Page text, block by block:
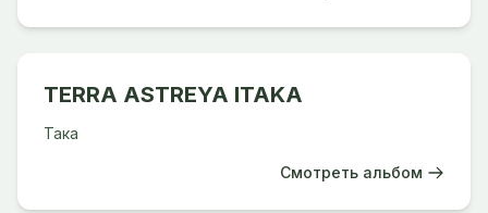
TERRA ASTREYA ITAKA
Така
Смотреть альбом